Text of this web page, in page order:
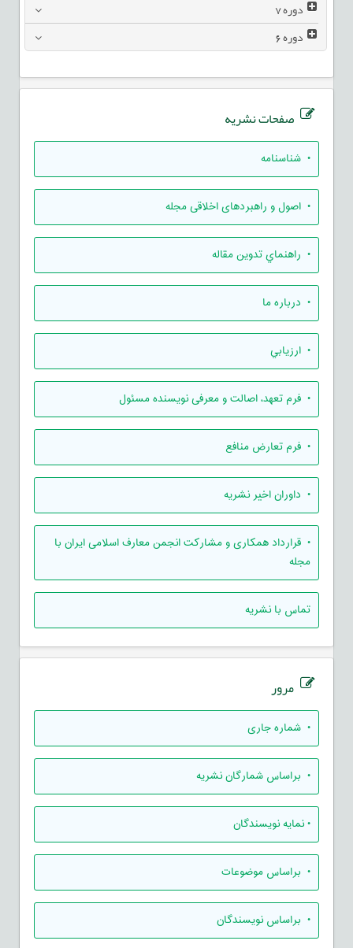
دوره7
دوره6
صفحات نشریه
• شناسنامه
• اصول و راهبردهای اخلاقی مجله
• راهنماي تدوين مقاله
• درباره ما
• ارزيابي
• فرم تعهد، اصالت و معرفی نویسنده مسئول
• فرم تعارض منافع
• داوران اخیر نشریه
• قرارداد همکاری و مشارکت انجمن معارف اسلامی ایران با
مجله
تماس با نشریه
مرور
• شماره جاری
• براساس شمارگان نشریه
•نمایه نویسندگان
• براساس موضوعات
• براساس نویسندگان